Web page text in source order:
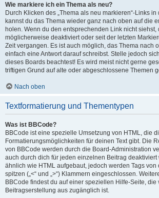
Wie markiere ich ein Thema als neu?
Durch Klicken des „Thema als neu markieren“-Links
kannst du das Thema wieder ganz nach oben auf die
holen. Wenn du den entsprechenden Link nicht siehst,
möglicherweise deaktiviert oder seit der letzten
Zeit vergangen. Es ist auch möglich, das Thema nach
einfach eine Antwort darauf schreibst. Stelle jedoch
dieses Boards beachtest! Es wird meist nicht gerne
triftigen Grund auf alte oder abgeschlossene Themen
Nach oben
Textformatierung und Thementypen
Was ist BBCode?
BBCode ist eine spezielle Umsetzung von HTML, die
Formatierungsmöglichkeiten für deinen Text gibt. Die
von BBCode werden durch die Board-Administration
auch durch dich für jeden einzelnen Beitrag deaktiviert
ähnlich wie HTML aufgebaut, jedoch werden Tags von
spitzen („<“ und „>“) Klammern eingeschlossen.
BBCode findest du auf einer speziellen Hilfe-Seite, die
Beitragserstellung aus zugänglich ist.